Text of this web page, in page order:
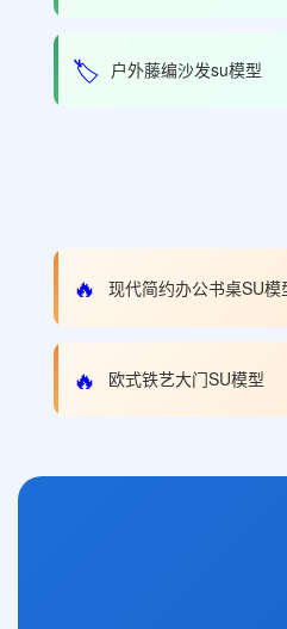
🏷️ 户外藤编沙发su模型
🔥 现代简约办公书桌SU模
🔥 欧式铁艺大门SU模型